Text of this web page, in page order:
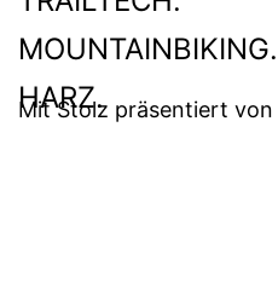
Mit Stolz präsentiert von